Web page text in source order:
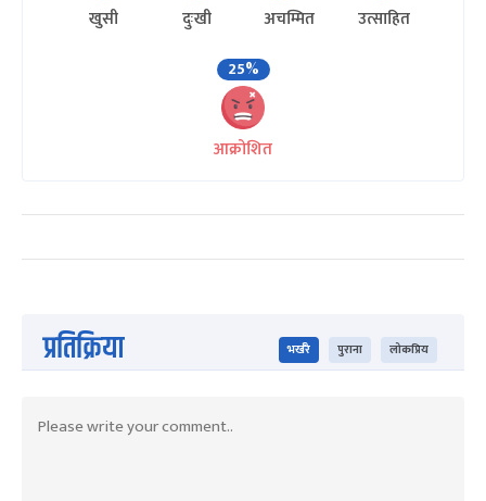
खुसी दुःखी अचम्मित
उत्साहित
25%
आक्रोशित
प्रतिक्रिया भर्खरै पुराना लोकप्रिय